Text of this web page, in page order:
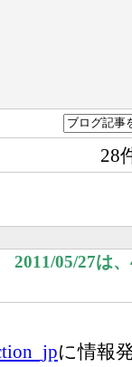
28
05/27は
に情報